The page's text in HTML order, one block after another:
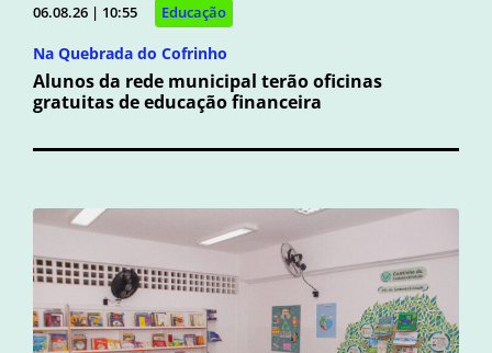
06.08.26 | 10:55 Educação
Na Quebrada do Cofrinho
Alunos da rede municipal terão oficinas
gratuitas de educação financeira